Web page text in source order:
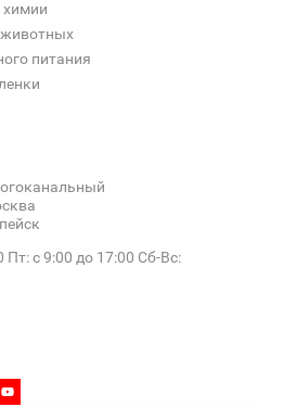
питания
Пт: с 9:00 до 17:00 Сб-Вс: